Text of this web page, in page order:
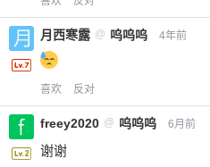
月西寒露 @ 呜呜呜 4年前
喜欢 反对
freey2020 @ 呜呜呜 6月前
谢谢